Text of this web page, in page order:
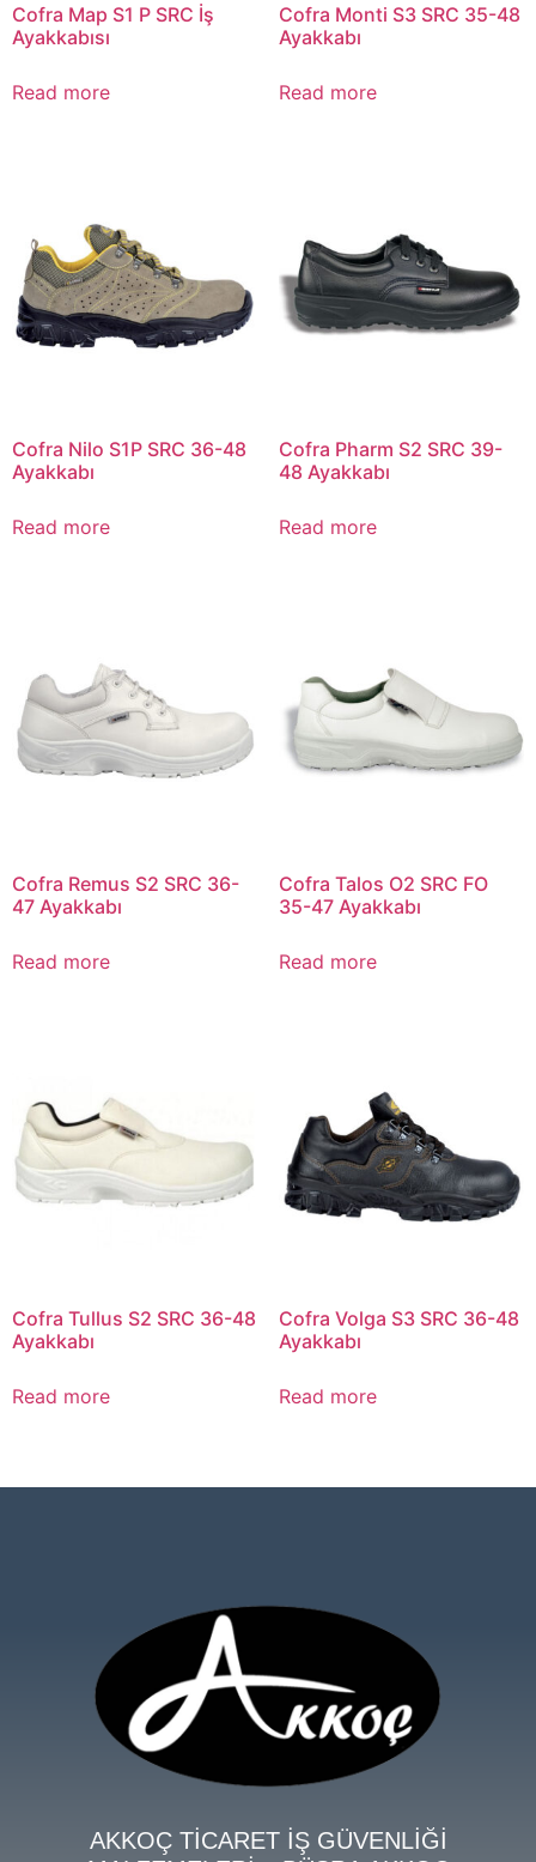
Cofra Map S1 P SRC İş
Ayakkabısı
Read more
Cofra Monti S3 SRC 35-48
Ayakkabı
Read more
Cofra Nilo S1P SRC 36-48
Ayakkabı
Read more
Cofra Pharm S2 SRC 39-
48 Ayakkabı
Read more
Cofra Remus S2 SRC 36-
47 Ayakkabı
Read more
Cofra Talos O2 SRC FO
35-47 Ayakkabı
Read more
Cofra Tullus S2 SRC 36-48
Ayakkabı
Read more
Cofra Volga S3 SRC 36-48
Ayakkabı
Read more
AKKOÇ TİCARET İŞ GÜVENLİĞİ